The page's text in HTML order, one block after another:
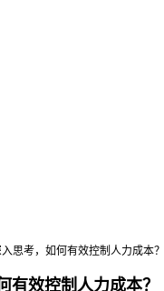
思考，如何有效控制人力成本？
有效控制人力成本？